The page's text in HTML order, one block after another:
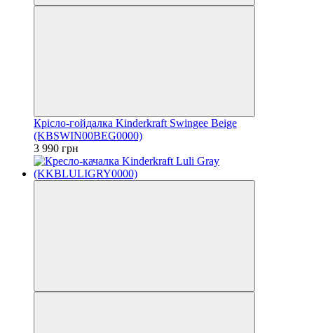
Крісло-гойдалка Kinderkraft Swingee Beige
(KBSWIN00BEG0000)
3 990 грн